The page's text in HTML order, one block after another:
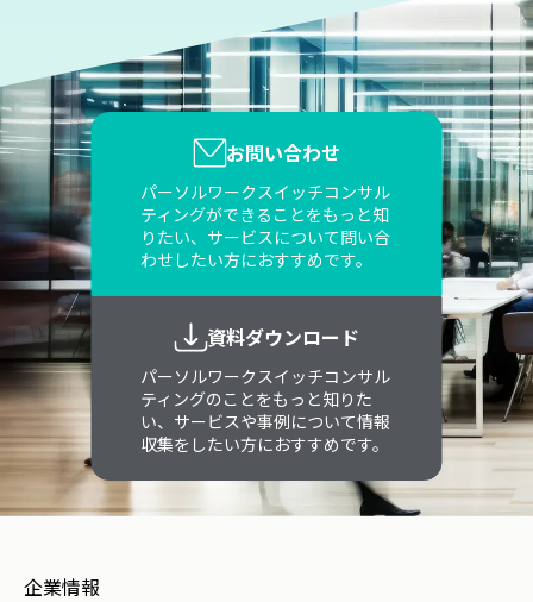
お問い合わせ
パーソルワークスイッチコンサル
ティングができることをもっと知
りたい、サービスについて問い合
わせしたい方におすすめです。
資料ダウンロード
パーソルワークスイッチコンサル
ティングのことをもっと知りた
い、サービスや事例について情報
収集をしたい方におすすめです。
企業情報